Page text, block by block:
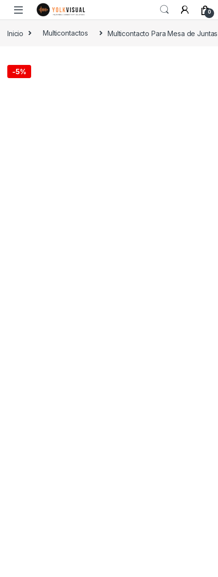
0
Inicio Multicontactos Multicontacto Para Mesa de
-5%